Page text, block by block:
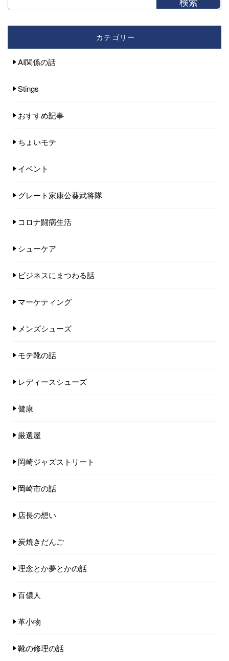
カテゴリー
AI関係の話
Stings
おすすめ記事
ちょいモテ
イベント
グレート家康公葵武将隊
コロナ闘病生活
シューケア
ビジネスにまつわる話
マーケティング
メンズシューズ
モテ靴の話
レディースシューズ
健康
厳選屋
岡崎ジャズストリート
岡崎市の話
店長の想い
炭焼きだんご
理念とか夢とかの話
百儂人
革小物
靴の修理の話